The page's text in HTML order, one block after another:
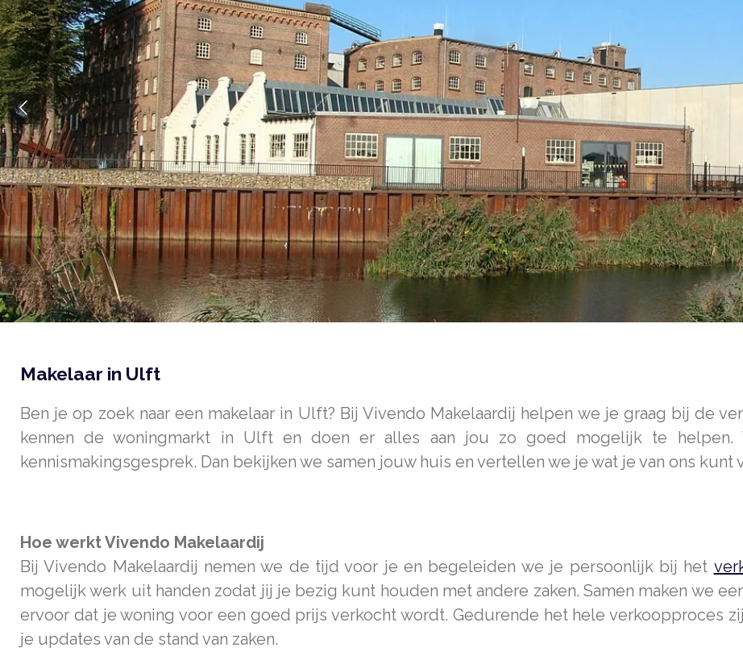
Makelaar in Ulft
Ben je op zoek naar een makelaar in Ulft? Bij Vivendo Makelaardij helpen we je graag bij de
kennen de woningmarkt in Ulft en doen er alles aan jou zo goed mogelijk te
kennismakingsgesprek. Dan bekijken we samen jouw huis en vertellen we je wat je van ons kunt
Hoe werkt Vivendo Makelaardij
Bij Vivendo Makelaardij nemen we de tijd voor je en begeleiden we je persoonlijk bij het
mogelijk werk uit handen zodat jij je bezig kunt houden met andere zaken. Samen maken we
ervoor dat je woning voor een goed prijs verkocht wordt. Gedurende het hele verkoopproces
je updates van de stand van zaken.